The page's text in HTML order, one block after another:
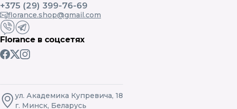
+375 (29) 399-76-69
florance.shop@gmail.com
Florance в соцсетях
ул. Академика Купревича, 18
г. Минск, Беларусь